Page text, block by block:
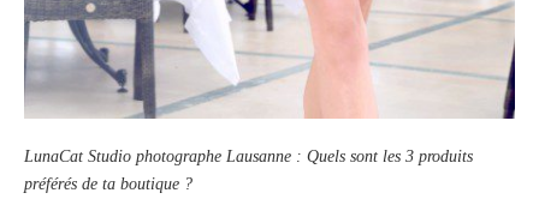
LunaCat Studio photographe Lausanne : Quels sont les 3 produits
préférés de ta boutique ?